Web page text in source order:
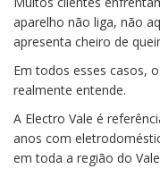
aparelho não liga, não
apresenta cheiro de
Em todos esses casos,
realmente entende.
A Electro Vale é
anos com
em toda a região do